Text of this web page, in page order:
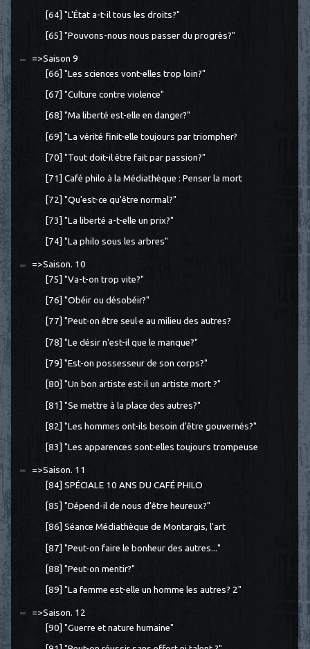
[64] "L'État a-t-il tous les droits?"
[65] "Pouvons-nous nous passer du progrès?"
=>Saison 9
[66] "Les sciences vont-elles trop loin?"
[67] "Culture contre violence"
[68] "Ma liberté est-elle en danger?"
[69] "La vérité finit-elle toujours par triompher?
[70] "Tout doit-il être fait par passion?"
[71] Café philo à la Médiathèque : Penser la mort
[72] "Qu'est-ce qu'être normal?"
[73] "La liberté a-t-elle un prix?"
[74] "La philo sous les arbres"
=>Saison. 10
[75] "Va-t-on trop vite?"
[76] "Obéir ou désobéir?"
[77] "Peut-on être seul·e au milieu des autres?
[78] "Le désir n'est-il que le manque?"
[79] "Est-on possesseur de son corps?"
[80] "Un bon artiste est-il un artiste mort ?"
[81] "Se mettre à la place des autres?"
[82] "Les hommes ont-ils besoin d'être gouvernés?"
[83] "Les apparences sont-elles toujours trompeuse
=>Saison. 11
[84] SPÉCIALE 10 ANS DU CAFÉ PHILO
[85] "Dépend-il de nous d'être heureux?"
[86] Séance Médiathèque de Montargis, l'art
[87] "Peut-on faire le bonheur des autres..."
[88] "Peut-on mentir?"
[89] "La femme est-elle un homme les autres? 2"
=>Saison. 12
[90] "Guerre et nature humaine"